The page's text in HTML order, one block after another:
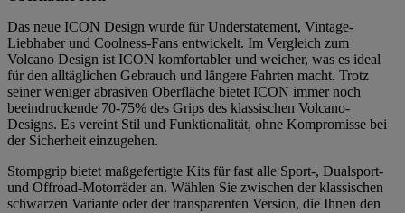
Das neue ICON Design wurde für Understatement, Vintage-
Liebhaber und Coolness-Fans entwickelt. Im Vergleich zum
Volcano Design ist ICON komfortabler und weicher, was es ideal
für den alltäglichen Gebrauch und längere Fahrten macht. Trotz
seiner weniger abrasiven Oberfläche bietet ICON immer noch
beeindruckende 70-75% des Grips des klassischen Volcano-
Designs. Es vereint Stil und Funktionalität, ohne Kompromisse bei
der Sicherheit einzugehen.
Stompgrip bietet maßgefertigte Kits für fast alle Sport-, Dualsport-
und Offroad-Motorräder an. Wählen Sie zwischen der klassischen
schwarzen Variante oder der transparenten Version, die Ihnen den